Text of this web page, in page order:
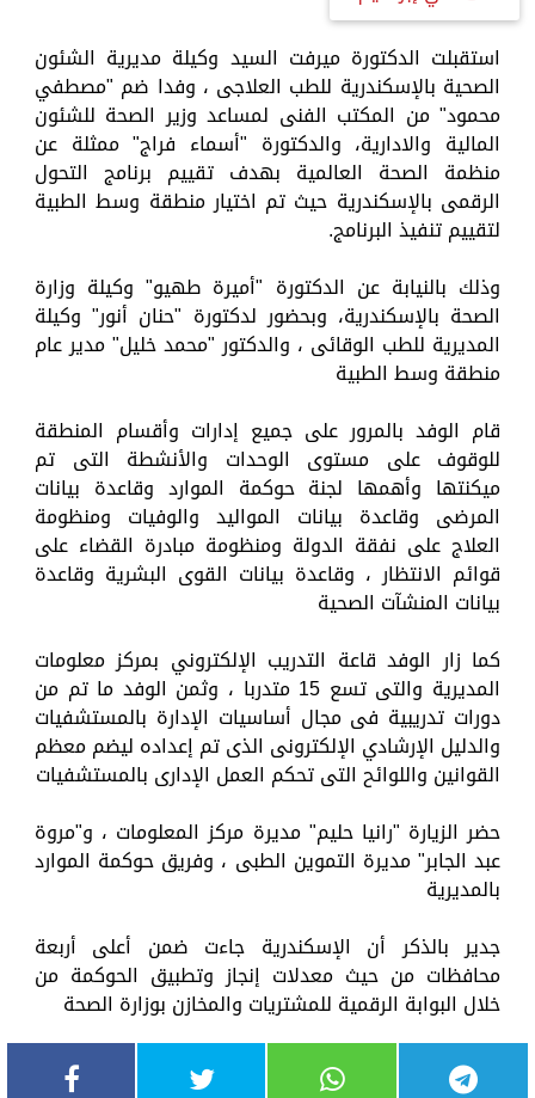
استقبلت الدكتورة ميرفت السيد وكيلة مديرية الشئون
الصحية بالإسكندرية للطب العلاجى ، وفدا ضم "مصطفي
محمود" من المكتب الفنى لمساعد وزير الصحة للشئون
المالية والادارية، والدكتورة "أسماء فراج" ممثلة عن
منظمة الصحة العالمية بهدف تقييم برنامج التحول
الرقمى بالإسكندرية حيث تم اختيار منطقة وسط الطبية
لتقييم تنفيذ البرنامج.
وذلك بالنيابة عن الدكتورة "أميرة طهيو" وكيلة وزارة
الصحة بالإسكندرية، وبحضور لدكتورة "حنان أنور" وكيلة
المديرية للطب الوقائى ، والدكتور "محمد خليل" مدير عام
منطقة وسط الطبية
قام الوفد بالمرور على جميع إدارات وأقسام المنطقة
للوقوف على مستوى الوحدات والأنشطة التى تم
ميكنتها وأهمها لجنة حوكمة الموارد وقاعدة بيانات
المرضى وقاعدة بيانات المواليد والوفيات ومنظومة
العلاج على نفقة الدولة ومنظومة مبادرة القضاء على
قوائم الانتظار ، وقاعدة بيانات القوى البشرية وقاعدة
بيانات المنشآت الصحية
كما زار الوفد قاعة التدريب الإلكتروني بمركز معلومات
المديرية والتى تسع 15 متدربا ، وثمن الوفد ما تم من
دورات تدريبية فى مجال أساسيات الإدارة بالمستشفيات
والدليل الإرشادي الإلكترونى الذى تم إعداده ليضم معظم
القوانين واللوائح التى تحكم العمل الإدارى بالمستشفيات
حضر الزيارة "رانيا حليم" مديرة مركز المعلومات ، و"مروة
عبد الجابر" مديرة التموين الطبى ، وفريق حوكمة الموارد
بالمديرية
جدير بالذكر أن الإسكندرية جاءت ضمن أعلى أربعة
محافظات من حيث معدلات إنجاز وتطبيق الحوكمة من
خلال البوابة الرقمية للمشتريات والمخازن بوزارة الصحة